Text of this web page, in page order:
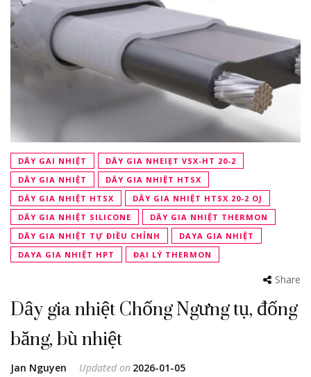
DÂY GAI NHIỆT
DÂY GIA NHEIẸT VSX-HT 20-2
DÂY GIA NHIỆT
DÂY GIA NHIỆT HTSX
DÂY GIA NHIỆT HTSX
DÂY GIA NHIỆT HTSX 20-2 OJ
DÂY GIA NHIỆT SILICONE
DÂY GIA NHIỆT THERMON
DÂY GIA NHIỆT TỰ ĐIỀU CHỈNH
DAYA GIA NHIỆT
DAYA GIA NHIỆT HPT
ĐẠI LÝ THERMON
Share
Dây gia nhiệt Chống Ngưng tụ, đống
băng, bù nhiệt
Jan Nguyen Updated on 2026-01-05